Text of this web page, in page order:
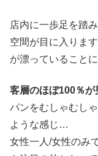
店内に一歩足を踏
空間が目に入りま
が漂っていること
客層のほぼ100％が
パンをむしゃむし
ような感じ…
女性一人/女性のみ